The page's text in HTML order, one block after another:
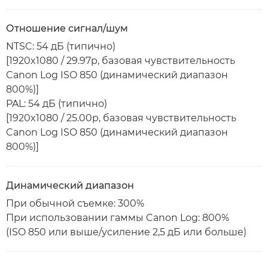
Отношение сигнал/шум
NTSC: 54 дБ (типично)
[1920x1080 / 29.97p, базовая чувствительность
Canon Log ISO 850 (динамический диапазон
800%)]
PAL: 54 дБ (типично)
[1920x1080 / 25.00p, базовая чувствительность
Canon Log ISO 850 (динамический диапазон
800%)]
Динамический диапазон
При обычной съемке: 300%
При использовании гаммы Canon Log: 800%
(ISO 850 или выше/усиление 2,5 дБ или больше)